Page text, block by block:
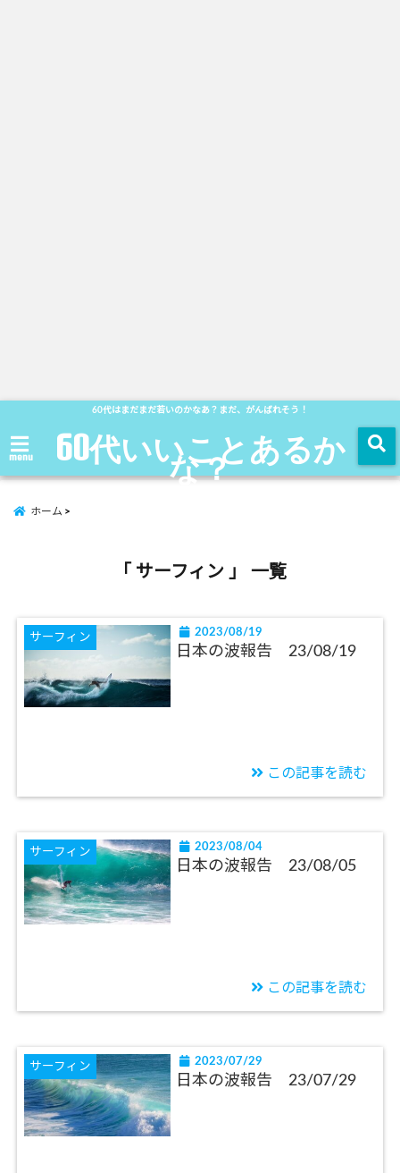
60代はまだまだ若いのかなあ？まだ、がんばれそう！
menu 60代いいことあるか
な？
ホーム
「 サーフィン 」 一覧
サーフィン 2023/08/19
日本の波報告 23/08/19
この記事を読む
サーフィン 2023/08/04
日本の波報告 23/08/05
この記事を読む
サーフィン 2023/07/29
日本の波報告 23/07/29